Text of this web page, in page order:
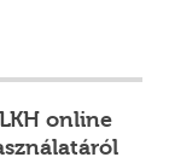
online